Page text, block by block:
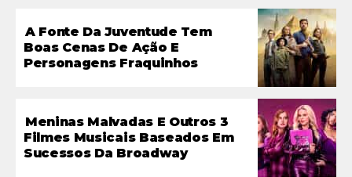
A Fonte Da Juventude Tem
Boas Cenas De Ação E
Personagens Fraquinhos
Meninas Malvadas E Outros 3
Filmes Musicais Baseados Em
Sucessos Da Broadway